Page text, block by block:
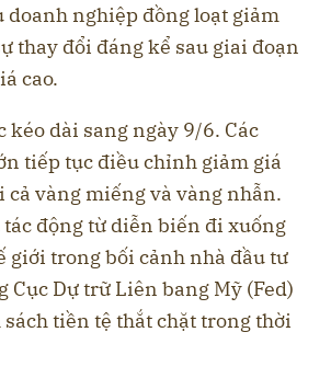
nghiệp đồng loạt giảm
thay đổi đáng kể sau giai đoạn
cao.
kéo dài sang ngày 9/6. Các
tiếp tục điều chỉnh giảm giá
cả vàng miếng và vàng nhẫn.
động từ diễn biến đi xuống
giới trong bối cảnh nhà đầu tư
Cục Dự trữ Liên bang Mỹ (Fed)
tiền tệ thắt chặt trong thời